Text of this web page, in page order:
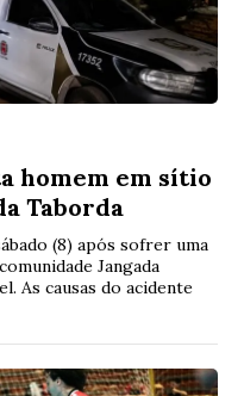
homem em sítio
Taborda
(8) após sofrer uma
Jangada
As causas do acidente